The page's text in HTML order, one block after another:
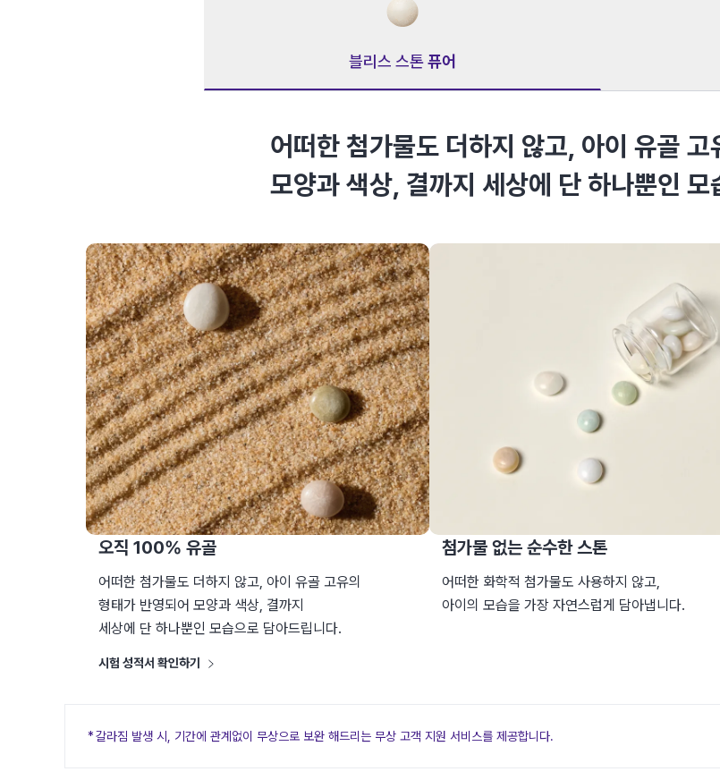
블리스 스톤퓨어
어떠한 첨가물도 더하지 않고, 아이 유골 고
모양과 색상, 결까지 세상에 단 하나뿐인
오직 100% 유골
어떠한 첨가물도 더하지 않고, 아이 유골 고유의
형태가 반영되어 모양과 색상, 결까지
세상에 단 하나뿐인 모습으로 담아드립니다.
시험 성적서 확인하기
첨가물 없는 순수한 스톤
어떠한 화학적 첨가물도 사용하지 않고,
아이의 모습을 가장 자연스럽게 담아냅니다.
*갈라짐 발생 시, 기간에 관계없이 무상으로 보완 해드리는 무상 고객 지원 서비스를 제공합니다.